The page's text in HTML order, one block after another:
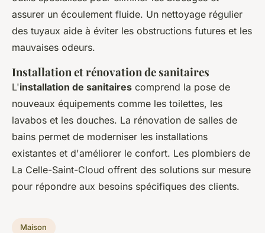
assurer un écoulement fluide. Un nettoyage régulier
des tuyaux aide à éviter les obstructions futures et les
mauvaises odeurs.
Installation et rénovation de sanitaires
L'installation de sanitaires comprend la pose de
nouveaux équipements comme les toilettes, les
lavabos et les douches. La rénovation de salles de
bains permet de moderniser les installations
existantes et d'améliorer le confort. Les plombiers de
La Celle-Saint-Cloud offrent des solutions sur mesure
pour répondre aux besoins spécifiques des clients.
Maison